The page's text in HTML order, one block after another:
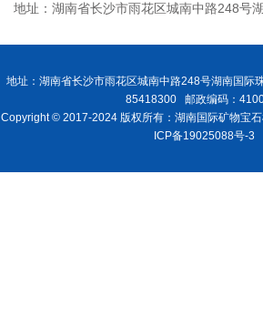
地址：湖南省长沙市雨花区城南中路248号
地址：湖南省长沙市雨花区城南中路248号湖南国
85418300 邮政编码：
Copyright © 2017-2024 版权所有：湖南国际矿物宝
ICP备19025088号-3